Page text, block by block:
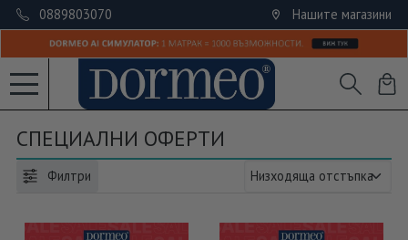
0889803070 Нашите магазини
СПЕЦИАЛНИ ОФЕРТИ
Филтри